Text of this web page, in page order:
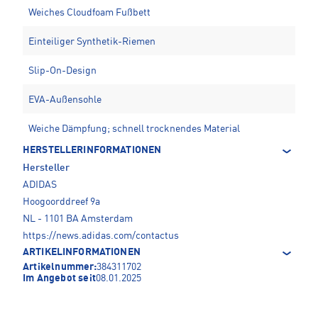
Weiches Cloudfoam Fußbett
Einteiliger Synthetik-Riemen
Slip-On-Design
EVA-Außensohle
Weiche Dämpfung; schnell trocknendes Material
HERSTELLERINFORMATIONEN
Hersteller
ADIDAS
Hoogoorddreef 9a
NL - 1101 BA Amsterdam
https://news.adidas.com/contactus
ARTIKELINFORMATIONEN
Artikelnummer:384311702
Im Angebot seit08.01.2025